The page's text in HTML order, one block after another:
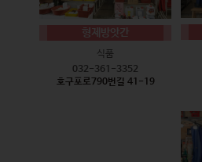
형제방앗간
식품
032-361-3352
호구포로790번길 41-19